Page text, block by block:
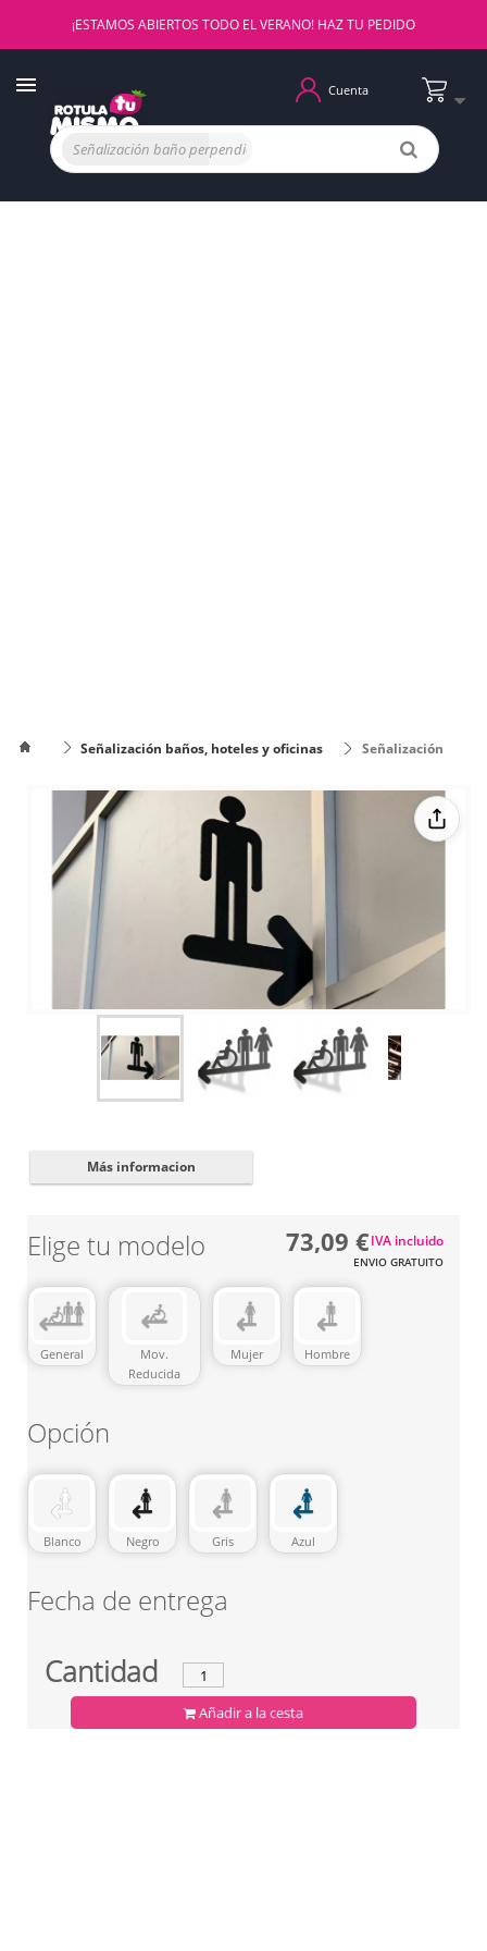
¡ESTAMOS ABIERTOS TODO EL VERANO! HAZ TU PEDIDO
Cuenta
Señalización baños, hoteles y oficinas
Señalización
Cómo
poner el
texto en
varias
líneas
Cómo cambiar
de color el texto
Cerrar
Más informacion
Elige tu modelo
General
Mov.
Reducida
Mujer Hombre
Opción
Blanco Negro Gris Azul
Fecha de entrega
Cantidad
73,09 €
ENVIO GRATUITO
IVA incluido
Añadir a la cesta